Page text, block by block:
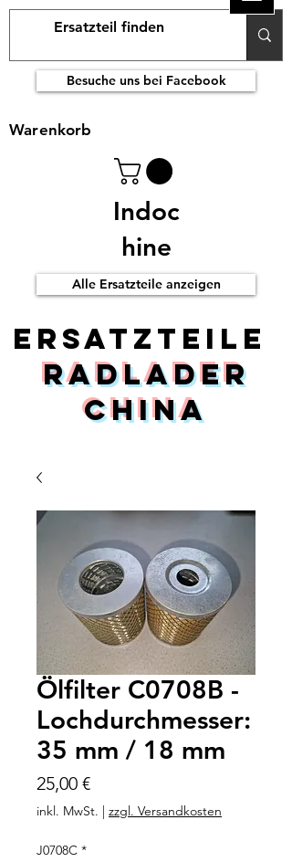
Alle Ersatzteile anzeigen
Indoc
hine
Warenkorb
ERsatzteile
Radlader
China
Besuche uns bei Facebook
Ölfilter C0708B -
Lochdurchmesser:
35 mm / 18 mm
25,00 €Preis
inkl. MwSt. | zzgl. Versandkosten
J0708C *